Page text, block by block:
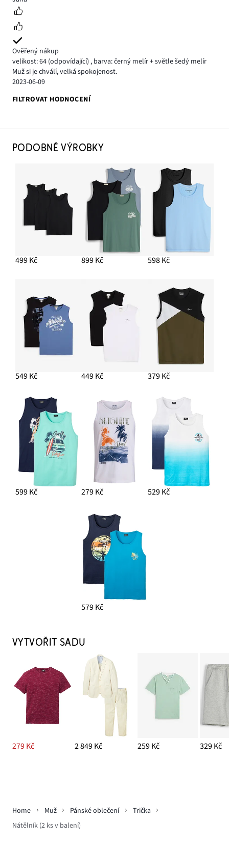
Ověřený nákup
velikost: 64 (odpovídající) , barva: černý melír + světle šedý melír
Muž si je chválí, velká spokojenost.
2023-06-09
FILTROVAT HODNOCENÍ
PODOBNÉ VÝROBKY
499 Kč 899 Kč 598 Kč
549 Kč 449 Kč 379 Kč
599 Kč 279 Kč 529 Kč
579 Kč
VYTVOŘIT SADU
279 Kč 2 849 Kč 259 Kč 329 Kč
Home Muž Pánské oblečení
Trička
Nátělník (2 ks v balení)